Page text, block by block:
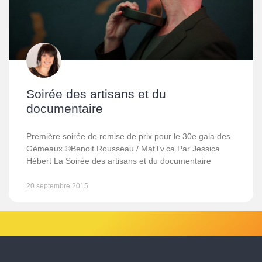
Soirée des artisans et du
documentaire
Première soirée de remise de prix pour le 30e gala des
Gémeaux ©Benoit Rousseau / MatTv.ca Par Jessica
Hébert La Soirée des artisans et du documentaire
20 septembre 2015